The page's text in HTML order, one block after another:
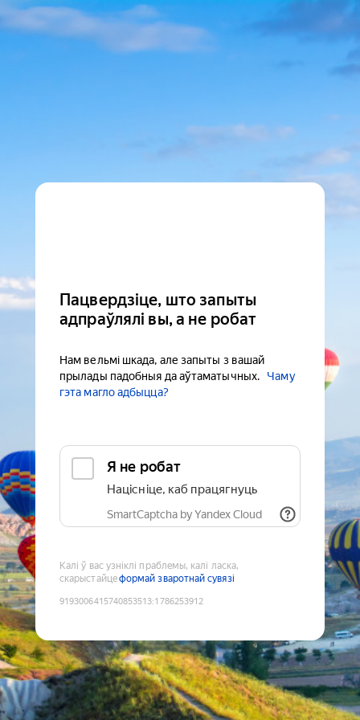
Пацвердзіце, што запыты
адпраўлялі вы, а не робат
Нам вельмі шкада, але запыты з вашай
прылады падобныя да аўтаматычных.
Чаму
гэта магло адбыцца?
Я не робат
Націсніце, каб працягнуць
SmartCaptcha by Yandex Cloud
Калі ў вас узніклі праблемы, калі ласка,
скарыстайцеформай зваротнай сувязі
9193006415740853513:1786253912